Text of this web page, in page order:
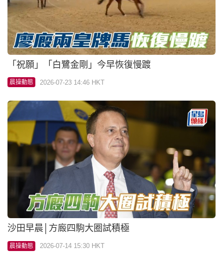
「祝願」「白鷺金剛」今早恢復慢踱
晨操動態 2026-07-23 14:46 HKT
沙田早晨│方廄四駒大圈試積極
晨操動態 2026-07-14 15:30 HKT